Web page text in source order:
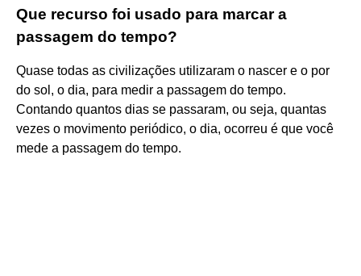
Que recurso foi usado para marcar a
passagem do tempo?
Quase todas as civilizações utilizaram o nascer e o por
do sol, o dia, para medir a passagem do tempo.
Contando quantos dias se passaram, ou seja, quantas
vezes o movimento periódico, o dia, ocorreu é que você
mede a passagem do tempo.